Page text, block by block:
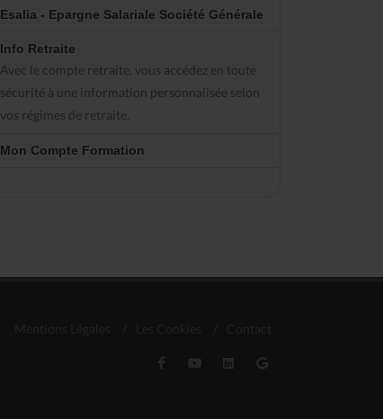
Esalia - Epargne Salariale Société Générale
Info Retraite
Avec le compte retraite, vous accédez en toute
sécurité à une information personnalisée selon
vos régimes de retraite.
Mon Compte Formation